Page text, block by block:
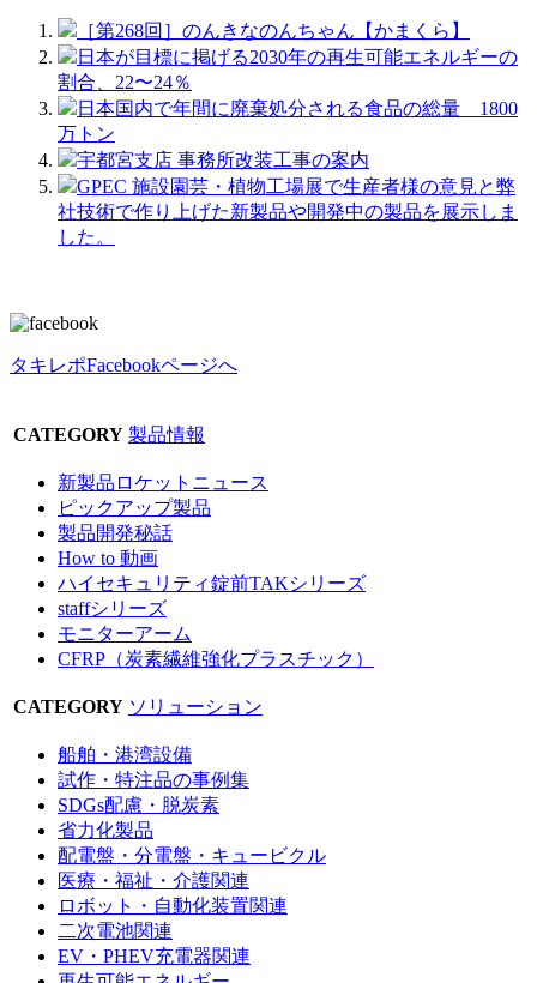
［第268回］のんきなのんちゃん【かまくら】
日本が目標に掲げる2030年の再生可能エネルギーの
割合、22〜24％
日本国内で年間に廃棄処分される食品の総量 1800
万トン
宇都宮支店 事務所改装工事の案内
GPEC 施設園芸・植物工場展で生産者様の意見と弊
社技術で作り上げた新製品や開発中の製品を展示しま
した。
タキレポFacebookページへ
CATEGORY 製品情報
新製品ロケットニュース
ピックアップ製品
製品開発秘話
How to 動画
ハイセキュリティ錠前TAKシリーズ
staffシリーズ
モニターアーム
CFRP（炭素繊維強化プラスチック）
CATEGORY ソリューション
船舶・港湾設備
試作・特注品の事例集
SDGs配慮・脱炭素
省力化製品
配電盤・分電盤・キュービクル
医療・福祉・介護関連
ロボット・自動化装置関連
二次電池関連
EV・PHEV充電器関連